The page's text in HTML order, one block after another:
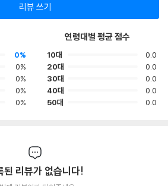
리뷰 쓰기
0%
0%
0%
0%
0%
연령대별 평균 점수
10대
0.0
20대
0.0
30대
0.0
40대
0.0
50대
0.0
된 리뷰가 없습니다!